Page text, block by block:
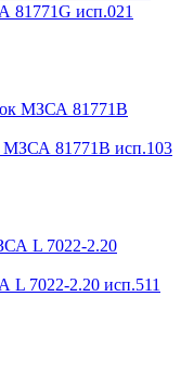
81771G исп.021
МЗСА 81771B исп.103
L 7022-2.20 исп.511